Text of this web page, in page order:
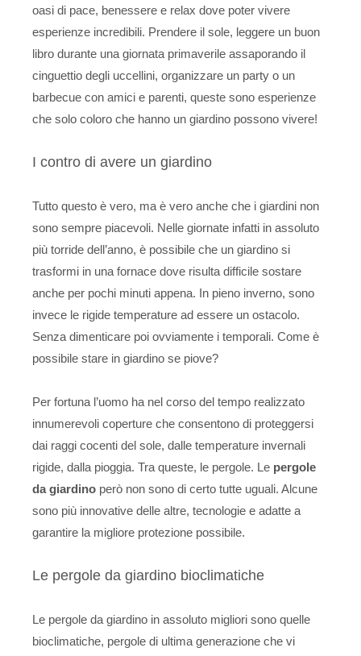
oasi di pace, benessere e relax dove poter vivere
esperienze incredibili. Prendere il sole, leggere un buon
libro durante una giornata primaverile assaporando il
cinguettio degli uccellini, organizzare un party o un
barbecue con amici e parenti, queste sono esperienze
che solo coloro che hanno un giardino possono vivere!
I contro di avere un giardino
Tutto questo è vero, ma è vero anche che i giardini non
sono sempre piacevoli. Nelle giornate infatti in assoluto
più torride dell’anno, è possibile che un giardino si
trasformi in una fornace dove risulta difficile sostare
anche per pochi minuti appena. In pieno inverno, sono
invece le rigide temperature ad essere un ostacolo.
Senza dimenticare poi ovviamente i temporali. Come è
possibile stare in giardino se piove?
Per fortuna l’uomo ha nel corso del tempo realizzato
innumerevoli coperture che consentono di proteggersi
dai raggi cocenti del sole, dalle temperature invernali
rigide, dalla pioggia. Tra queste, le pergole. Le pergole
da giardino però non sono di certo tutte uguali. Alcune
sono più innovative delle altre, tecnologie e adatte a
garantire la migliore protezione possibile.
Le pergole da giardino bioclimatiche
Le pergole da giardino in assoluto migliori sono quelle
bioclimatiche, pergole di ultima generazione che vi